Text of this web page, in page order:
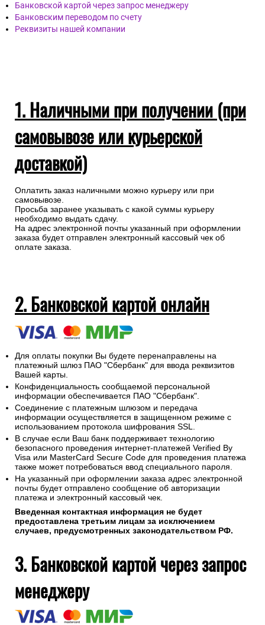
Банковской картой через запрос менеджеру
Банковским переводом по счету
Реквизиты нашей компании
1. Наличными при получении (при
самовывозе или курьерской
доставкой)
Оплатить заказ наличными можно курьеру или при
самовывозе.
Просьба заранее указывать с какой суммы курьеру
необходимо выдать сдачу.
На адрес электронной почты указанный при оформлении
заказа будет отправлен электронный кассовый чек об
оплате заказа.
2. Банковской картой онлайн
Для оплаты покупки Вы будете перенаправлены на
платежный шлюз ПАО "Сбербанк" для ввода реквизитов
Вашей карты.
Конфиденциальность сообщаемой персональной
информации обеспечивается ПАО "Сбербанк".
Соединение с платежным шлюзом и передача
информации осуществляется в защищенном режиме с
использованием протокола шифрования SSL.
В случае если Ваш банк поддерживает технологию
безопасного проведения интернет-платежей Verified By
Visa или MasterCard Secure Code для проведения платежа
также может потребоваться ввод специального пароля.
На указанный при оформлении заказа адрес электронной
почты будет отправлено сообщение об авторизации
платежа и электронный кассовый чек.
Введенная контактная информация не будет
предоставлена третьим лицам за исключением
случаев, предусмотренных законодательством РФ.
3. Банковской картой через запрос
менеджеру